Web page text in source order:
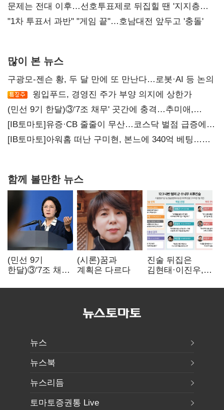
4만278명
문제는 전대 이후…선호투표제로 뒤집힐 땐 '지지층
불복'
"1차 투표서 과반" "게임 끝"…호남대전 앞두고 '충돌'
많이 본 뉴스
구광모-젠슨 황, 두 달 만에 또 만난다…로봇·AI 등 논의
윙입푸드, 경영진 주가 부양 의지에 상한가
(민선 9기 한달)③'7조 채무' 곳간에 충격…추미애,
20년만에 '비상재정' 선언 승부수
[IB토마토]유증·CB 줄줄이 무산…코스닥 벌점 급증에
상폐 압박
[IB토마토]아워홈 떠난 구미현, 본느에 340억 베팅…
함께 볼만한 뉴스
(민선 9기
한달)③'7조 채무'
추미애, 20년만에
(시론)꿈과
계획은 다르다
진술 뒤집은
김현태·이진우,
헌신"…법정서
뉴스
뉴스북
뉴스리듬
토마토증권통 Live